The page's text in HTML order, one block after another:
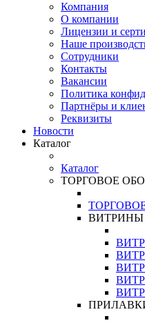
Компания
О компании
Лицензии и
Наше
Сотрудники
Контакты
Вакансии
Политика
Партнёры и
Реквизиты
Новости
Каталог
Каталог
ТОРГОВОЕ
ВИТРИНЫ